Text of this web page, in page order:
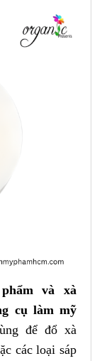
và xà
cụ làm mỹ
để đổ xà
các loại sáp